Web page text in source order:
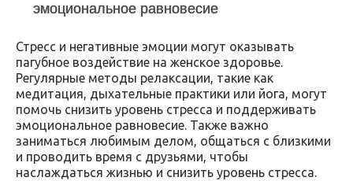
эмоциональное равновесие
Стресс и негативные эмоции могут оказывать
пагубное воздействие на женское здоровье.
Регулярные методы релаксации, такие как
медитация, дыхательные практики или йога, могут
помочь снизить уровень стресса и поддерживать
эмоциональное равновесие. Также важно
заниматься любимым делом, общаться с близкими
и проводить время с друзьями, чтобы
наслаждаться жизнью и снизить уровень стресса.